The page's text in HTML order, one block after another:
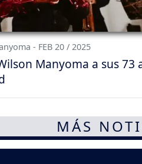
- FEB 20 / 2025
Manyoma a sus 73
MÁS